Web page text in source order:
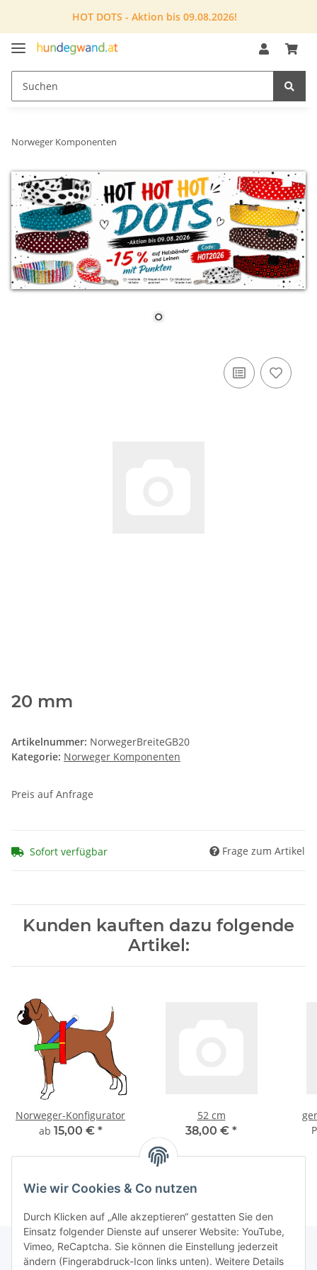
HOT DOTS - Aktion bis 09.08.2026!
Norweger Komponenten
20 mm
Artikelnummer: NorwegerBreiteGB20
Kategorie: Norweger Komponenten
Preis auf Anfrage
Sofort verfügbar Frage zum Artikel
Kunden kauften dazu folgende
Artikel:
Norweger-Konfigurator
ab 15,00 € *
52 cm
38,00 € *
Wie wir Cookies & Co nutzen
Durch Klicken auf „Alle akzeptieren“ gestatten Sie den
Einsatz folgender Dienste auf unserer Website: YouTube,
Vimeo, ReCaptcha. Sie können die Einstellung jederzeit
ändern (Fingerabdruck-Icon links unten). Weitere Details